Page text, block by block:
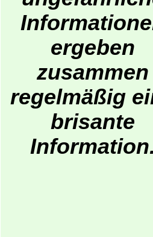
ergeben
zusammen
regelmäßig
brisante
Information.